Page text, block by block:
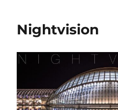
Nightvision